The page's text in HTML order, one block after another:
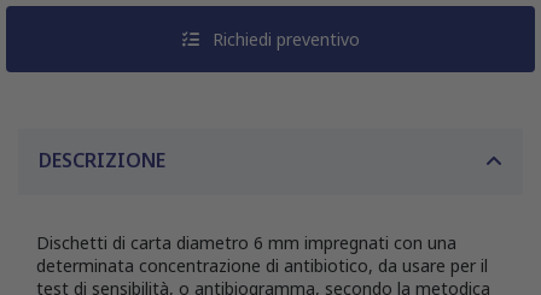
Richiedi preventivo
DESCRIZIONE
Dischetti di carta diametro 6 mm impregnati con una
determinata concentrazione di antibiotico, da usare per il
test di sensibilità, o antibiogramma, secondo la metodica